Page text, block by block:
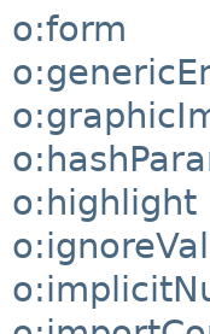
o:form
o:highlight